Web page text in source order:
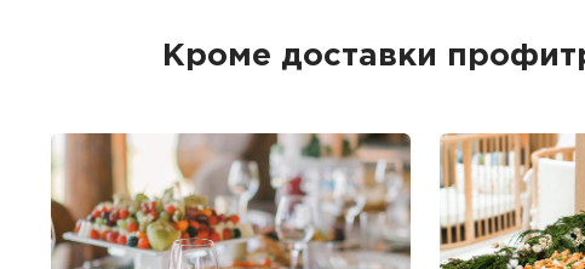
Кроме доставки